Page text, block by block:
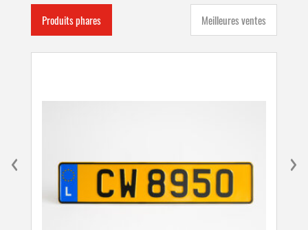
Produits phares Meilleures ventes